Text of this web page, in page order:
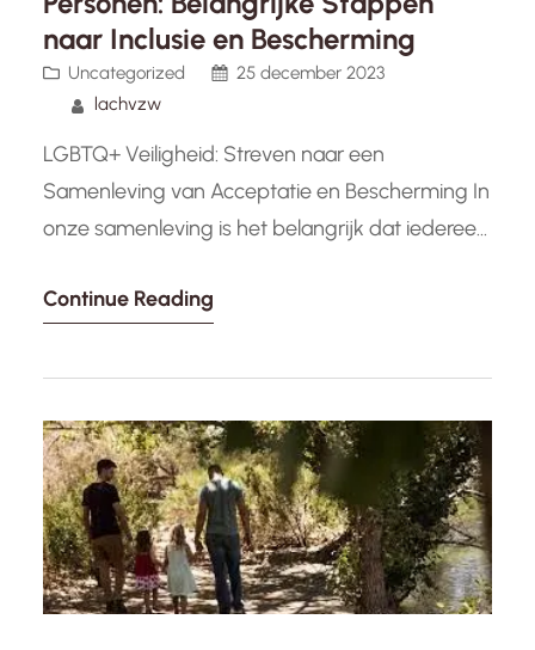
naar Inclusie en Bescherming
Uncategorized
25 december 2023
lachvzw
LGBTQ+ Veiligheid: Streven naar een
Samenleving van Acceptatie en Bescherming In
onze samenleving is het belangrijk dat iedereen
seksuele oriëntatie of genderidentiteit. Helaas
nog steeds geconfronteerd met discriminatie,
van de veiligheid van LGBTQ+ personen is
daarom…
Continue Reading